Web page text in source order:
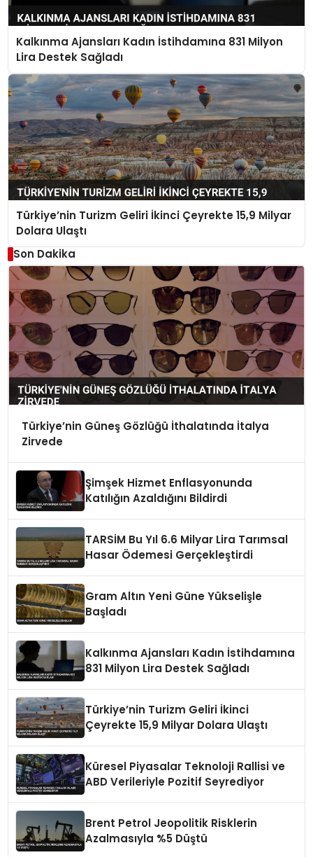
Kalkınma Ajansları Kadın İstihdamına 831 Milyon
Lira Destek Sağladı
Türkiye’nin Turizm Geliri İkinci Çeyrekte 15,9 Milyar
Dolara Ulaştı
Son Dakika
Türkiye’nin Güneş Gözlüğü İthalatında İtalya
Zirvede
Şimşek Hizmet Enflasyonunda
Katılığın Azaldığını Bildirdi
TARSİM Bu Yıl 6.6 Milyar Lira Tarımsal
Hasar Ödemesi Gerçekleştirdi
Gram Altın Yeni Güne Yükselişle
Başladı
Kalkınma Ajansları Kadın İstihdamına
831 Milyon Lira Destek Sağladı
Türkiye’nin Turizm Geliri İkinci
Çeyrekte 15,9 Milyar Dolara Ulaştı
Küresel Piyasalar Teknoloji Rallisi ve
ABD Verileriyle Pozitif Seyrediyor
Brent Petrol Jeopolitik Risklerin
Azalmasıyla %5 Düştü